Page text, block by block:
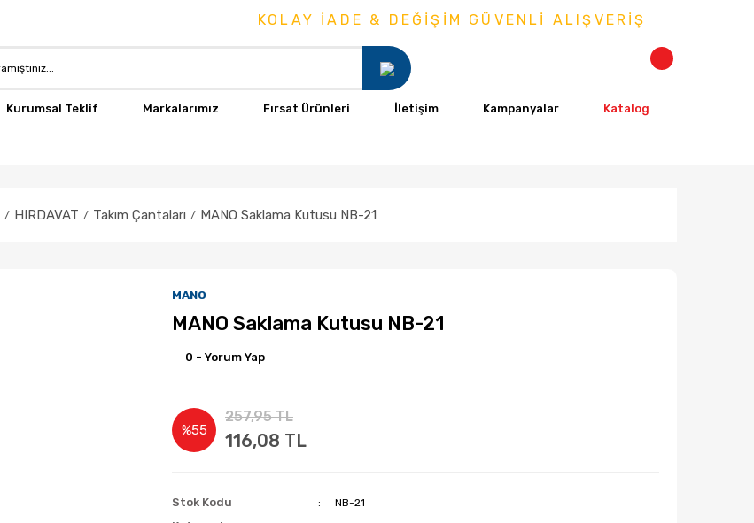
KOLAY İADE & DEĞİŞİM GÜVENLİ ALIŞVERİŞ
Kurumsal Teklif Markalarımız Fırsat Ürünleri İletişim Kampanyalar Katalog
HIRDAVAT Takım Çantaları MANO Saklama Kutusu NB-21
MANO
MANO Saklama Kutusu NB-21
0 - Yorum Yap
%55
257,95 TL
116,08 TL
Stok Kodu NB-21